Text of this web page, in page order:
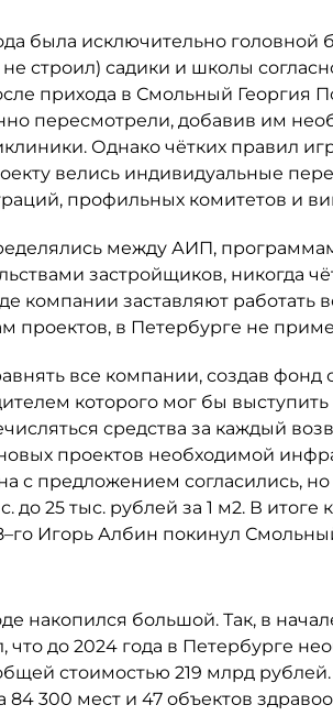
была исключительно головной
строил) садики и школы
прихода в Смольный Георгия
пересмотрели, добавив им
Однако чётких правил
велись индивидуальные
профильных комитетов и
между АИП,
застройщиков, никогда
компании заставляют работать
проектов, в Петербурге не
все компании, создав фонд
которого мог бы выступить
средства за каждый
проектов необходимой
с предложением согласились, но
25 тыс. рублей за 1 м2. В итоге
Игорь Албин покинул
накопился большой. Так, в
что до 2024 года в Петербурге
стоимостью 219 млрд
84 300 мест и 47 объектов